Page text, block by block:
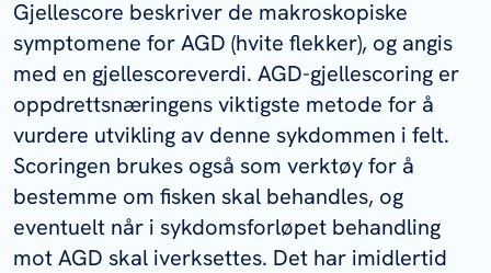
Gjellescore beskriver de makroskopiske
symptomene for AGD (hvite flekker), og angis
med en gjellescoreverdi. AGD-gjellescoring er
oppdrettsnæringens viktigste metode for å
vurdere utvikling av denne sykdommen i felt.
Scoringen brukes også som verktøy for å
bestemme om fisken skal behandles, og
eventuelt når i sykdomsforløpet behandling
mot AGD skal iverksettes. Det har imidlertid